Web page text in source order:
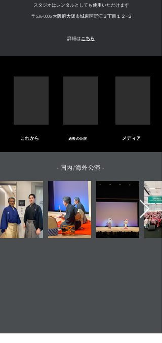
スタジオはレンタルとしても使用いただけます
〒536-0006 大阪府大阪市城東区野江３丁目１２−２
詳細は こちら
これから 過去の公演 ​メディア
- 国内/海外公演 -